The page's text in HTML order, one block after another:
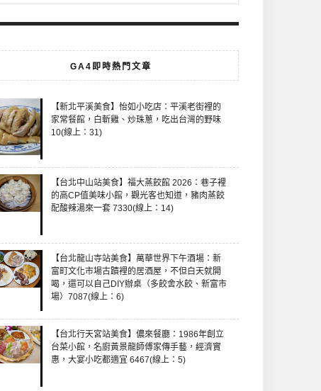
GA4即時熱門文章
【新北平溪美食】怡如小吃店：平溪老街裡的
家常餐館，白斬雞、炒珠蔥，吃出台灣的野味
10(線上：31)
【台北中山站美食】福大蒸餃館 2026：巷子裡
的高CP值美味小館，觀光客也知道，豬肉蒸餃
配酸辣湯來一套 7330(線上：14)
【台北龍山寺站美食】萬華世界下午酒場：新
富町文化市場古蹟裡的居酒屋，不但白天就開
喝，還可以自己DIY辦桌（多餃舍水餃、新富市
場）7087(線上：6)
【台北行天宮站美食】儂來餐廳：1986年創立
台菜小館，名廚黃景龍師傅家傳手藝，經濟實
惠，大宴小吃都適宜 6467(線上：5)